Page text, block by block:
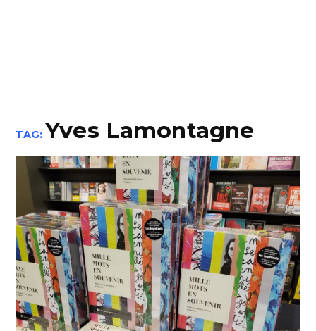
TAG: Yves Lamontagne